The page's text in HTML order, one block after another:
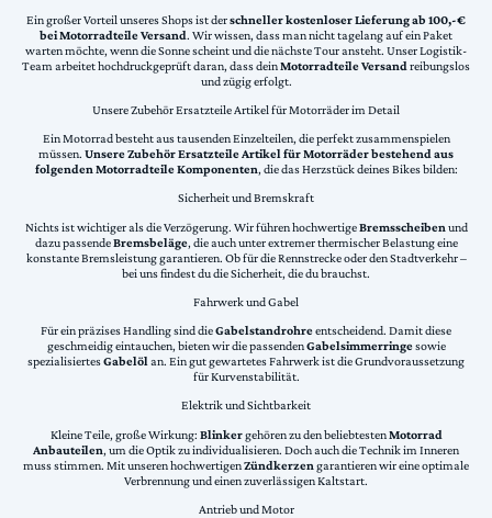
Ein großer Vorteil unseres Shops ist derschneller kostenloser Lieferung ab 100,-€
bei Motorradteile Versand. Wir wissen, dass man nicht tagelang auf ein Paket
warten möchte, wenn die Sonne scheint und die nächste Tour ansteht. Unser Logistik-
Team arbeitet hochdruckgeprüft daran, dass deinMotorradteile Versand reibungslos
und zügig erfolgt.
Unsere Zubehör Ersatzteile Artikel für Motorräder im Detail
Ein Motorrad besteht aus tausenden Einzelteilen, die perfekt zusammenspielen
müssen. Unsere Zubehör Ersatzteile Artikel für Motorräder bestehend aus
folgenden Motorradteile Komponenten, die das Herzstück deines Bikes bilden:
Sicherheit und Bremskraft
Nichts ist wichtiger als die Verzögerung. Wir führen hochwertigeBremsscheiben und
dazu passendeBremsbeläge, die auch unter extremer thermischer Belastung eine
konstante Bremsleistung garantieren. Ob für die Rennstrecke oder den Stadtverkehr –
bei uns findest du die Sicherheit, die du brauchst.
Fahrwerk und Gabel
Für ein präzises Handling sind dieGabelstandrohreentscheidend. Damit diese
geschmeidig eintauchen, bieten wir die passendenGabelsimmerringesowie
spezialisiertesGabelölan. Ein gut gewartetes Fahrwerk ist die Grundvoraussetzung
für Kurvenstabilität.
Elektrik und Sichtbarkeit
Kleine Teile, große Wirkung: Blinkergehören zu den beliebtestenMotorrad
Anbauteilen, um die Optik zu individualisieren. Doch auch die Technik im Inneren
muss stimmen. Mit unseren hochwertigenZündkerzen garantieren wir eine optimale
Verbrennung und einen zuverlässigen Kaltstart.
Antrieb und Motor